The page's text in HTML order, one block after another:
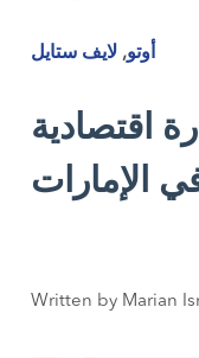
أوتو, لايف ستايل
اقتصادية
الإمارات
Written by Marian